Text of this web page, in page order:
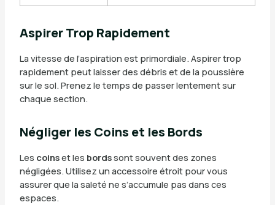
Aspirer Trop Rapidement
La vitesse de l’aspiration est primordiale. Aspirer trop
rapidement peut laisser des débris et de la poussière
sur le sol. Prenez le temps de passer lentement sur
chaque section.
Négliger les Coins et les Bords
Les coinset les bordssont souvent des zones
négligées. Utilisez un accessoire étroit pour vous
assurer que la saleté ne s’accumule pas dans ces
espaces.